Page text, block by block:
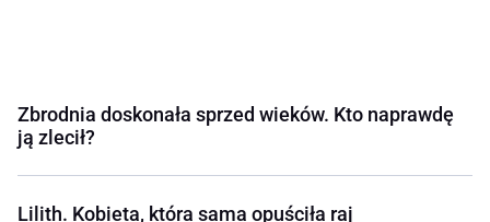
Zbrodnia doskonała sprzed wieków. Kto naprawdę
ją zlecił?
Lilith. Kobieta, która sama opuściła raj